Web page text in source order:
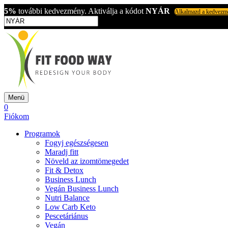
5% további kedvezmény. Aktiválja a kódot NYÁR Alkalmazd a
Menü
0
Fiókom
Programok
Fogyj egészségesen
Maradj fitt
Növeld az izomtömegedet
Fit & Detox
Business Lunch
Vegán Business Lunch
Nutri Balance
Low Carb Keto
Pescetáriánus
Vegán